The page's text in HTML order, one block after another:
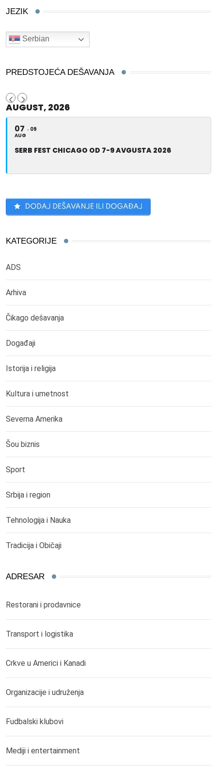
JEZIK
Serbian
PREDSTOJEĆA DEŠAVANJA
AUGUST, 2026
07
AUG
09
SERB FEST CHICAGO OD 7-9 AVGUSTA 2026
KATEGORIJE
ADS
Arhiva
Čikago dešavanja
Događaji
Istorija i religija
Kultura i umetnost
Severna Amerika
Šou biznis
Sport
Srbija i region
Tehnologija i Nauka
Tradicija i Običaji
ADRESAR
Restorani i prodavnice
Transport i logistika
Crkve u Americi i Kanadi
Organizacije i udruženja
Fudbalski klubovi
Mediji i entertainment